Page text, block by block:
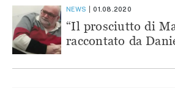
NEWS 01.08.2020
“Il prosciutto di
raccontato da